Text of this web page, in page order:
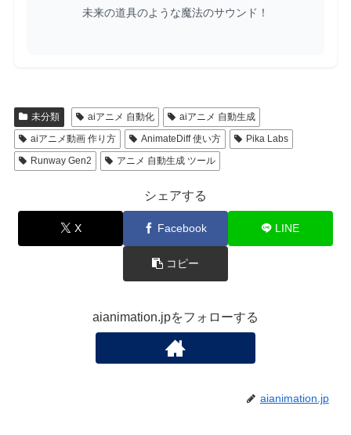
未来の道具のような魔法のサウンド！
未分類 aiアニメ 自動化
aiアニメ 自動生成
aiアニメ動画 作り方
AnimateDiff 使い方
Pika Labs
Runway Gen2
アニメ 自動生成 ツール
シェアする
X Facebook LINE
コピー
aianimation.jpをフォローする
aianimation.jp